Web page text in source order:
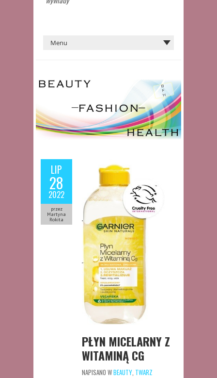
LIP
28
2022
przez
Martyna
Rokita
PŁYN MICELARNY Z
WITAMINĄ CG
NAPISANO WBEAUTY, TWARZ